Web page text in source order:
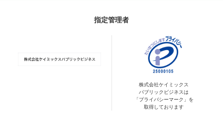
指定管理者
株式会社ケイミックス
パブリックビジネスは
「プライバシーマーク」を
取得しております